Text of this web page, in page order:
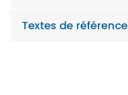
Textes de référence